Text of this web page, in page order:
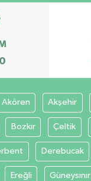
Akören Akşehir
Bozkır Çeltik
Derebucak
Ereğli Güneysınır